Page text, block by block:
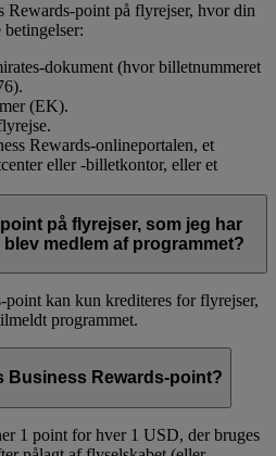
Rewards-point på flyrejser, hvor din
dokument (hvor billetnummeret
(EK).
Rewards-onlineportalen, et
eller -billetkontor, eller et
på flyrejser, som jeg har
medlem af programmet?
point kan kun krediteres for flyrejser,
programmet.
Business Rewards-point?
1 point for hver 1 USD, der bruges